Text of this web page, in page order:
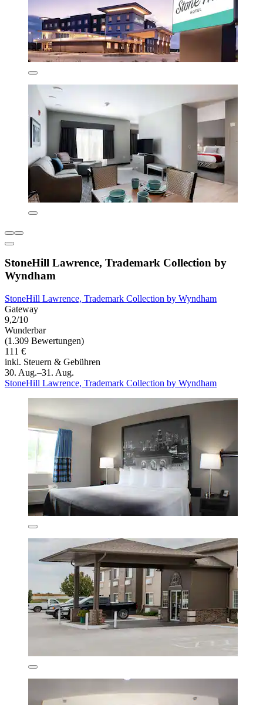
StoneHill Lawrence, Trademark Collection by
Wyndham
StoneHill Lawrence, Trademark Collection by Wyndham
Gateway
9,2/10
Wunderbar
(1.309 Bewertungen)
111 €
inkl. Steuern & Gebühren
30. Aug.–31. Aug.
StoneHill Lawrence, Trademark Collection by Wyndham